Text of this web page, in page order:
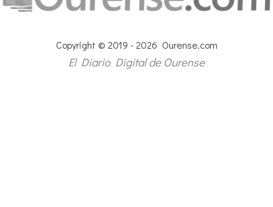
Copyright © 2019 - 2026 Ourense.com
El Diario Digital de Ourense